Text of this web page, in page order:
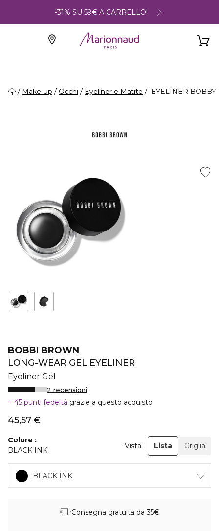
-31% SU 59€ A CARRELLO!
Make-up Occhi Eyeliner e Matite EYELINER BOBBY
BOBBI BROWN
LONG-WEAR GEL EYELINER
Eyeliner Gel
2 recensioni
45 punti fedeltà grazie a questo acquisto
45,57 €
Colore
BLACK INK
Vista: Lista Griglia
BLACK INK
Consegna gratuita da 35€